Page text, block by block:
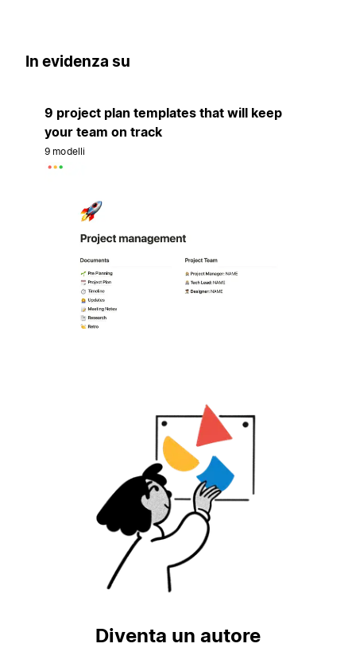
In evidenza su
9 project plan templates that will keep
your team on track
9 modelli
Diventa un autore